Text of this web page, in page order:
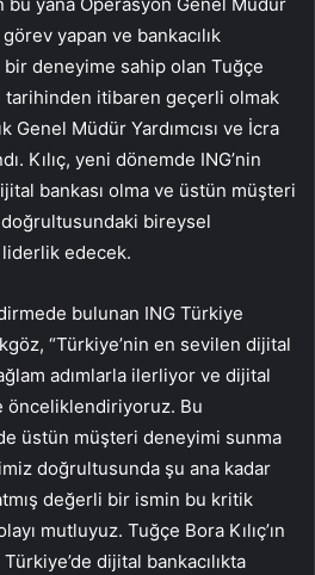
görev yapan ve bankacılık
bir deneyime sahip olan Tuğçe
tarihinden itibaren geçerli olmak
Genel Müdür Yardımcısı ve İcra
Kılıç, yeni dönemde ING’nin
bankası olma ve üstün müşteri
bireysel
liderlik edecek.
bulunan ING Türkiye
“Türkiye’nin en sevilen dijital
adımlarla ilerliyor ve dijital
önceliklendiriyoruz. Bu
üstün müşteri deneyimi sunma
doğrultusunda şu ana kadar
değerli bir ismin bu kritik
mutluyuz. Tuğçe Bora Kılıç’ın
dijital bankacılıkta